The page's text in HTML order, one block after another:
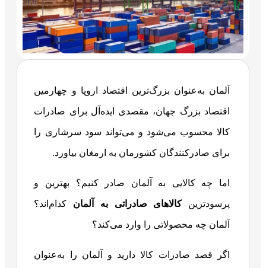
آلمان به‌عنوان بزرگ‌ترین اقتصاد اروپا و چهارمین
اقتصاد بزرگ جهان، مقصدی ایده‌آل برای صادرات
کالا محسوب می‌شود و می‌تواند سود سرشاری را
برای صادرکنندگان کشورمان به ارمغان بیاورد.
اما چه کالایی به آلمان صادر کنیم؟ بهترین و
پرسودترینکالاهای صادراتی به آلمان کدام‌اند؟
آلمان چه محصولاتی را وارد می‌کند؟
اگر قصد صادرات کالا دارید و آلمان را به‌عنوان